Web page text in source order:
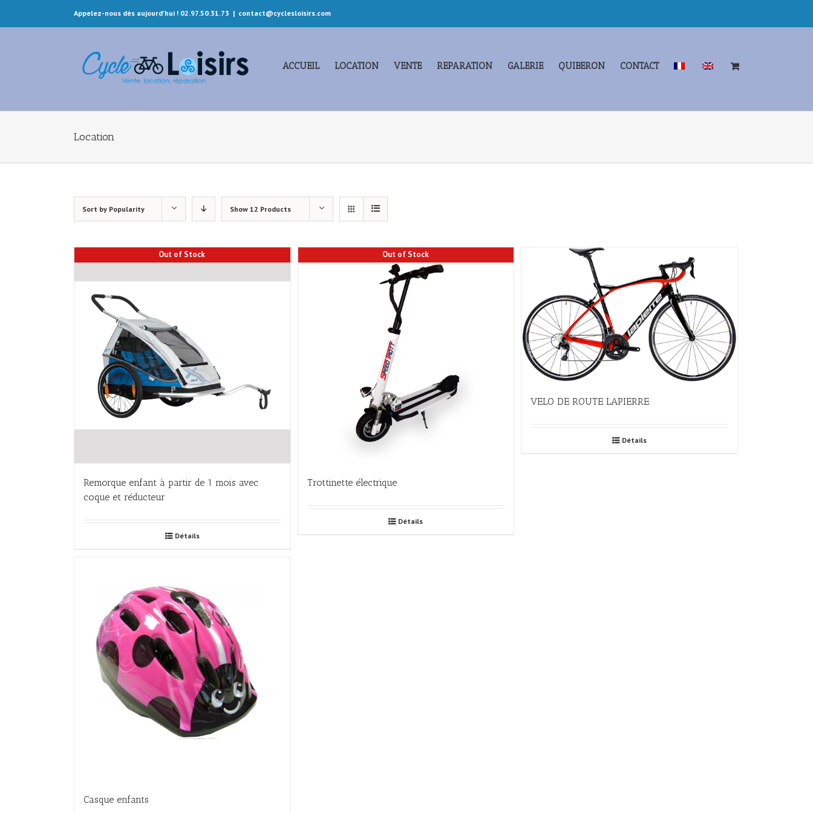
Appelez-nous dès aujourd'hui ! 02.97.50.31.73 | contact@cyclesloisirs.com
ACCUEIL LOCATION VENTE REPARATION GALERIE QUIBERON CONTACT
Location
Sort by Popularity Show 12 Products
Out of Stock
Remorque enfant à partir de 1 mois avec
coque et réducteur
Détails
Out of Stock
Trottinette électrique
Détails
VELO DE ROUTE LAPIERRE
Détails
Casque enfants